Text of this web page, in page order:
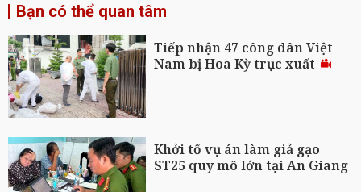
Bạn có thể quan tâm
Tiếp nhận 47 công dân Việt
Nam bị Hoa Kỳ trục xuất
Khởi tố vụ án làm giả gạo
ST25 quy mô lớn tại An Giang